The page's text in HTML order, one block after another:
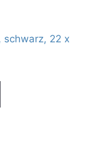
schwarz, 22 x